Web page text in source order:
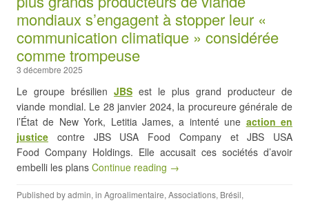
mondiaux s’engagent à stopper leur «
communication climatique » considérée
comme trompeuse
3 décembre 2025
Le groupe brésilien JBS est le plus grand producteur de
viande mondial. Le 28 janvier 2024, la procureure générale de
l’État de New York, Letitia James, a intenté une action en
justice contre JBS USA Food Company et JBS USA
Food Company Holdings. Elle accusait ces sociétés d’avoir
embelli les plans Continue reading →
Published byadmin, in Agroalimentaire, Associations, Brésil,